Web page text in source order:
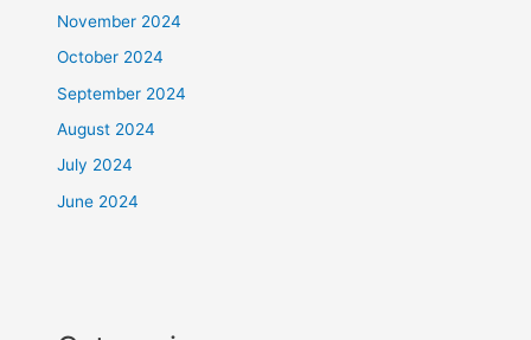
November 2024
October 2024
September 2024
August 2024
July 2024
June 2024